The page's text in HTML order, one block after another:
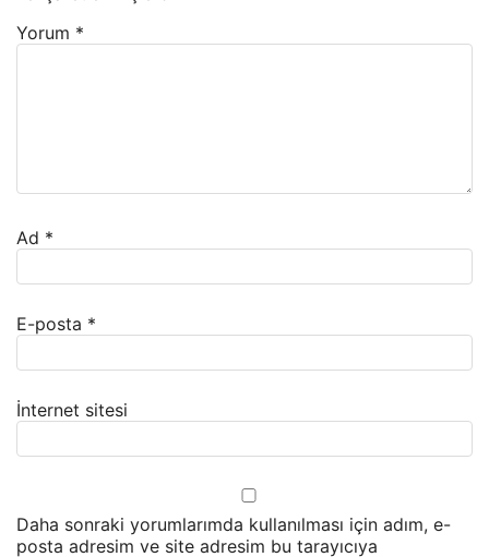
Yorum *
Ad *
E-posta *
İnternet sitesi
Daha sonraki yorumlarımda kullanılması için adım, e-
posta adresim ve site adresim bu tarayıcıya